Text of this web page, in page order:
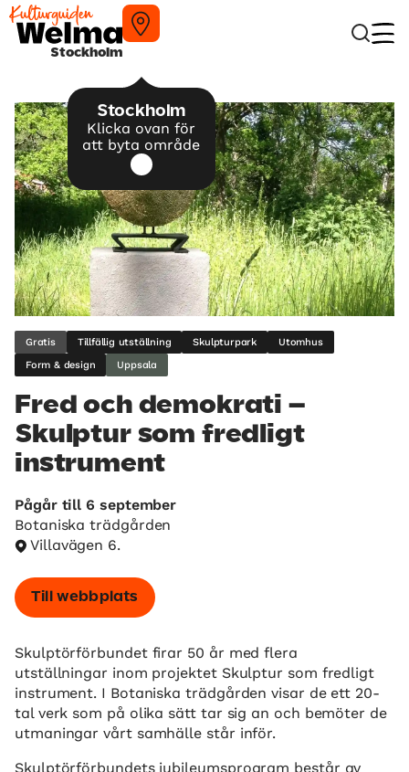
Stockholm
Stockholm
Klicka ovan för
att byta område
Gratis Tillfällig utställning Skulpturpark
Utomhus
Form & design
Uppsala
Fred och demokrati –
Skulptur som fredligt
instrument
Pågår till 6 september
Botaniska trädgården
Villavägen 6.
Till webbplats
Skulptörförbundet firar 50 år med flera
utställningar inom projektet Skulptur som fredligt
instrument. I Botaniska trädgården visar de ett 20-
tal verk som på olika sätt tar sig an och bemöter de
utmaningar vårt samhälle står inför.
Skulptörförbundets jubileumsprogram består av